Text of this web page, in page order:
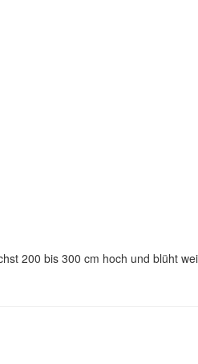
200 bis 300 cm hoch und blüht